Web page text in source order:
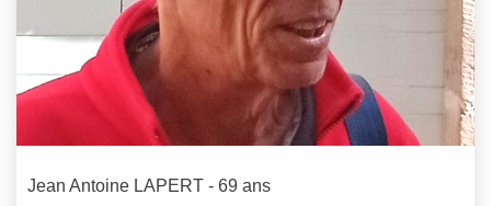
Jean Antoine LAPERT - 69 ans